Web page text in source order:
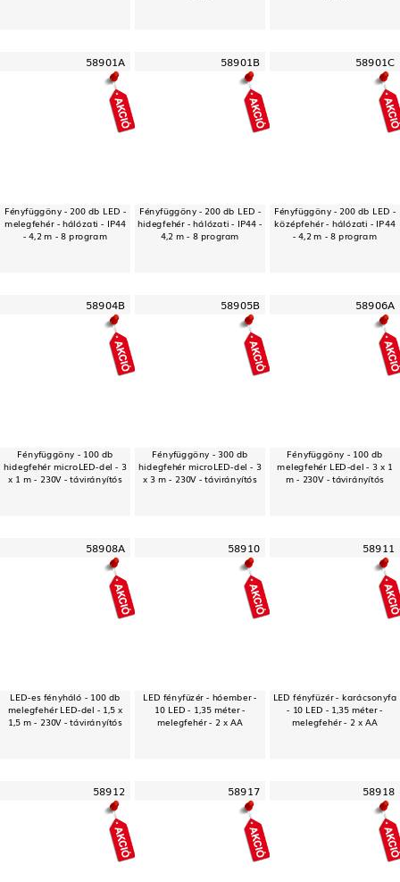
58901A
Fényfüggöny - 200 db LED -
melegfehér - hálózati - IP44
- 4,2 m - 8 program
58901B
Fényfüggöny - 200 db LED -
hidegfehér - hálózati - IP44 -
4,2 m - 8 program
58901C
Fényfüggöny - 200 db LED -
középfehér - hálózati - IP44
- 4,2 m - 8 program
58904B
Fényfüggöny - 100 db
hidegfehér microLED-del - 3
x 1 m - 230V - távirányítós
58905B
Fényfüggöny - 300 db
hidegfehér microLED-del - 3
x 3 m - 230V - távirányítós
58906A
Fényfüggöny - 100 db
melegfehér LED-del - 3 x 1
m - 230V - távirányítós
58908A
LED-es fényháló - 100 db
melegfehér LED-del - 1,5 x
1,5 m - 230V - távirányítós
58910
LED fényfüzér - hóember -
10 LED - 1,35 méter -
melegfehér - 2 x AA
58911
LED fényfüzér - karácsonyfa
- 10 LED - 1,35 méter -
melegfehér - 2 x AA
58912 58917 58918